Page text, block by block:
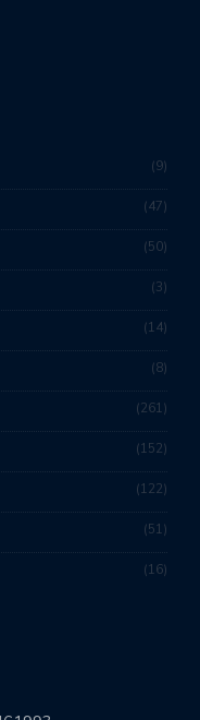
9
47
50
3
14
8
261
152
122
51
16